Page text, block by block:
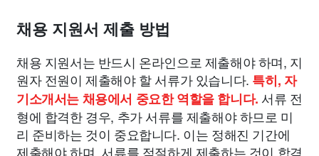
채용 지원서 제출 방법
채용 지원서는 반드시 온라인으로 제출해야 하며, 지
원자 전원이 제출해야 할 서류가 있습니다. 특히, 자
기소개서는 채용에서 중요한 역할을 합니다. 서류 전
형에 합격한 경우, 추가 서류를 제출해야 하므로 미
리 준비하는 것이 중요합니다. 이는 정해진 기간에
제출해야 하며, 서류를 적절하게 제출하는 것이 합격